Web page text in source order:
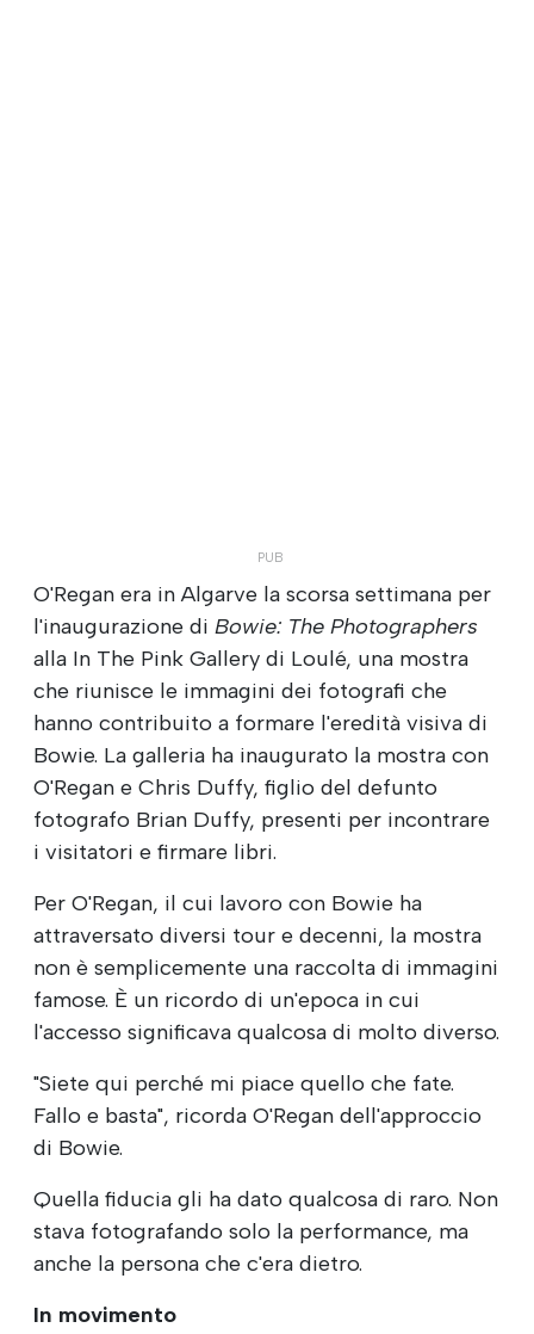
O'Regan era in Algarve la scorsa settimana per
l'inaugurazione di Bowie: The Photographers
alla In The Pink Gallery di Loulé, una mostra
che riunisce le immagini dei fotografi che
hanno contribuito a formare l'eredità visiva di
Bowie. La galleria ha inaugurato la mostra con
O'Regan e Chris Duffy, figlio del defunto
fotografo Brian Duffy, presenti per incontrare
i visitatori e firmare libri.
Per O'Regan, il cui lavoro con Bowie ha
attraversato diversi tour e decenni, la mostra
non è semplicemente una raccolta di immagini
famose. È un ricordo di un'epoca in cui
l'accesso significava qualcosa di molto diverso.
"Siete qui perché mi piace quello che fate.
Fallo e basta", ricorda O'Regan dell'approccio
di Bowie.
Quella fiducia gli ha dato qualcosa di raro. Non
stava fotografando solo la performance, ma
anche la persona che c'era dietro.
In movimento